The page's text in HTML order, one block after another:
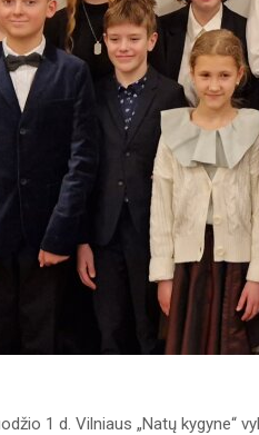
1 d. Vilniaus „Natų kygyne“